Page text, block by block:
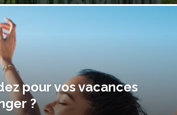
pour vos vacances
?